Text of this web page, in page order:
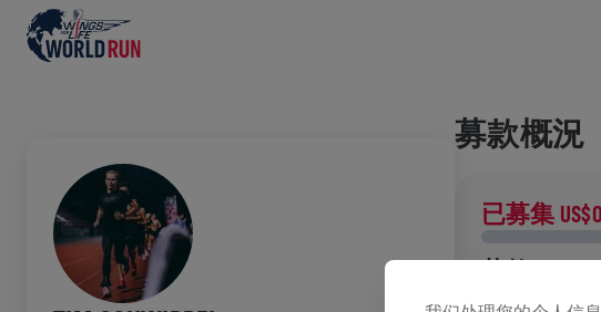
募款概況
已募集